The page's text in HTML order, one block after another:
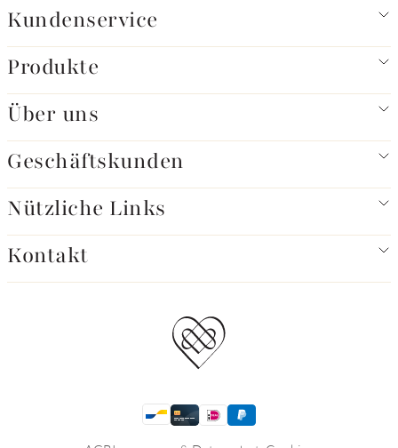
Kundenservice
Produkte
Über uns
Geschäftskunden
Nützliche Links
Kontakt